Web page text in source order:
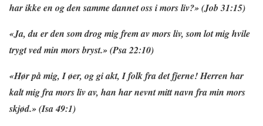
har ikke en og den samme dannet oss i mors liv?» (Job 31:15)
«Ja, du er den som drog mig frem av mors liv, som lot mig hvile
trygt ved min mors bryst.» (Psa 22:10)
«Hør på mig, I øer, og gi akt, I folk fra det fjerne! Herren har
kalt mig fra mors liv av, han har nevnt mitt navn fra min mors
skjød.» (Isa 49:1)